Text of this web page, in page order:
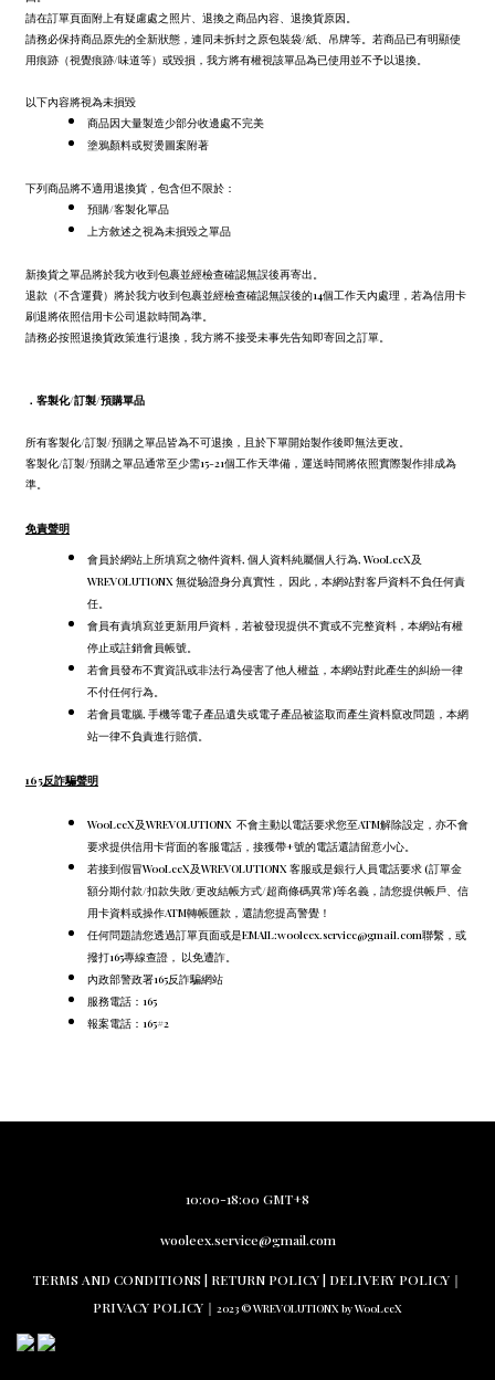
請在訂單頁面附上有疑慮處之照片、退換之商品內容、退換貨原因。
請務必保持商品原先的全新狀態，連同未拆封之原包裝袋/紙、吊牌等。若商品已有明顯使
用痕跡（視覺痕跡/味道等）或毀損，我方將有權視該單品為已使用並不予以退換。
以下內容將視為未損毀
商品因大量製造少部分收邊處不完美
塗鴉顏料或熨燙圖案附著
下列商品將不適用退換貨，包含但不限於：
預購/客製化單品
上方敘述之視為未損毀之單品
新換貨之單品將於我方收到包裹並經檢查確認無誤後再寄出。
退款（不含運費）將於我方收到包裹並經檢查確認無誤後的14個工作天內處理，若為信用卡
刷退將依照信用卡公司退款時間為準。
請務必按照退換貨政策進行退換，我方將不接受未事先告知即寄回之訂單。
． 客製化/訂製/預購單品
所有客製化/訂製/預購之單品皆為不可退換，且於下單開始製作後即無法更改。
客製化/訂製/預購之單品通常至少需15-21個工作天準備，運送時間將依照實際製作排成為
準。
免責聲明
會員於網站上所填寫之物件資料, 個人資料純屬個人行為, WooLeeX及
WREVOLUTIONX 無從驗證身分真實性， 因此，本網站對客戶資料不負任何責
任。
會員有責填寫並更新用戶資料，若被發現提供不實或不完整資料，本網站有權
停止或註銷會員帳號。
若會員發布不實資訊或非法行為侵害了他人權益，本網站對此產生的糾紛一律
不付任何行為。
若會員電腦, 手機等電子產品遺失或電子產品被盜取而產生資料竄改問題，本網
站一律不負責進行賠償。
165反詐騙聲明
WooLeeX及WREVOLUTIONX 不會主動以電話要求您至ATM解除設定， 亦不會
要求提供信用卡背面的客服電話， 接獲帶+號的電話還請留意小心。
若接到假冒WooLeeX及WREVOLUTIONX 客服或是銀行人員電話要求 (訂單金
額分期付款/扣款失敗/更改結帳方式/超商條碼異常)等名義，請您提供帳戶、信
用卡資料或操作ATM轉帳匯款，還請您提高警覺！
任何問題請您透過訂單頁面或是EMAIL:wooleex.service@gmail.com聯繫，或
撥打165專線查證， 以免遭詐。
內政部警政署165反詐騙網站
服務電話：165
報案電話：165#2
10:00-18:00 GMT+8
wooleex.service@gmail.com
TERMS AND CONDITIONS | RETURN POLICY | DELIVERY POLICY｜
PRIVACY POLICY ｜ 2023 © WREVOLUTIONX by WooLeeX